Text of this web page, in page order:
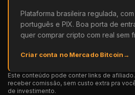
Plataforma brasileira regulada,
português e PIX. Boa porta de
quer comprar cripto com real sem
Criar conta no Mercado Bitcoin→
Este conteúdo pode conter links de
receber comissão, sem custo extra pra
de investimento.